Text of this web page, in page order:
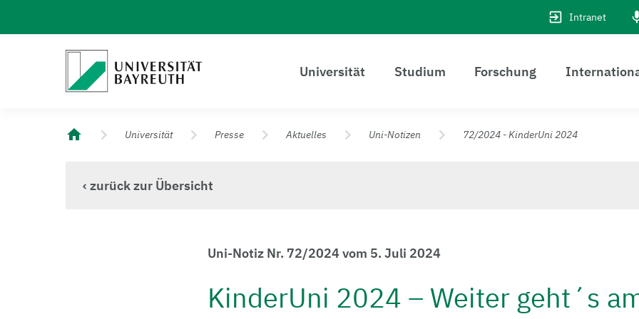
Intranet
Logo Universität Bayreuth
Universität Studium Forschung
Universität Bayreuth – Deine Top-Campus-Uni
Universität Presse Aktuelles Uni-Notizen 72/2024 - KinderUni 2024
‹ zurück zur Übersicht
Uni-Notiz Nr. 72/2024 vom 5. Juli 2024
KinderUni 2024 – Weiter geht´s